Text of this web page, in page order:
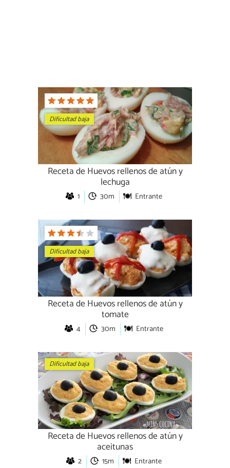
Dificultad baja
Receta de Huevos rellenos de atún y
lechuga
1 30m Entrante
Dificultad baja
Receta de Huevos rellenos de atún y
tomate
4 30m Entrante
Dificultad baja
Receta de Huevos rellenos de atún y
aceitunas
2 15m Entrante